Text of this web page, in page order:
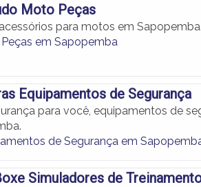
Moto Peças
para motos em Sapopemba.
em Sapopemba
Equipamentos de Segurança
para você, equipamentos de
de Segurança em
Simuladores de